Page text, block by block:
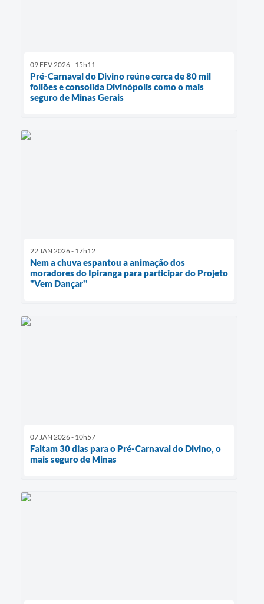
09 FEV 2026 - 15h11
Pré-Carnaval do Divino reúne cerca de 80 mil
foliões e consolida Divinópolis como o mais
seguro de Minas Gerais
22 JAN 2026 - 17h12
Nem a chuva espantou a animação dos
moradores do Ipiranga para participar do Projeto
"Vem Dançar''
07 JAN 2026 - 10h57
Faltam 30 dias para o Pré-Carnaval do Divino, o
mais seguro de Minas